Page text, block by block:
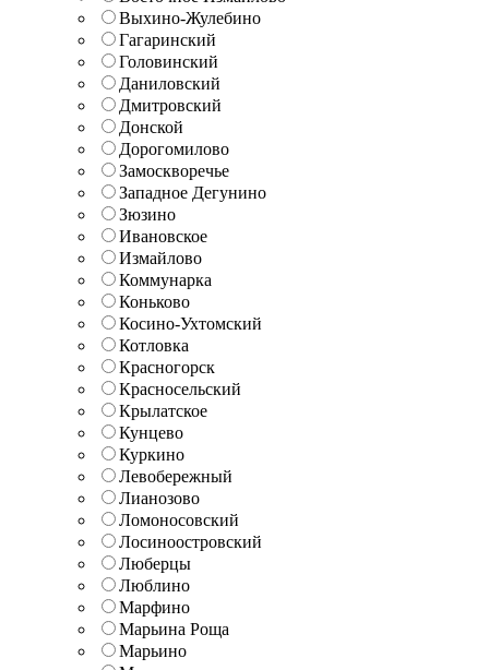
Выхино-Жулебино
Гагаринский
Головинский
Даниловский
Дмитровский
Донской
Дорогомилово
Замоскворечье
Западное Дегунино
Зюзино
Ивановское
Измайлово
Коммунарка
Коньково
Косино-Ухтомский
Котловка
Красногорск
Красносельский
Крылатское
Кунцево
Куркино
Левобережный
Лианозово
Ломоносовский
Лосиноостровский
Люберцы
Люблино
Марфино
Марьина Роща
Марьино